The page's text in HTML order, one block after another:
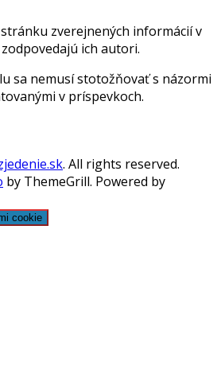
zverejnených informácií v
ich autori.
sa nemusí stotožňovať s názormi
v príspevkoch.
. All rights reserved.
by ThemeGrill. Powered by
cookie